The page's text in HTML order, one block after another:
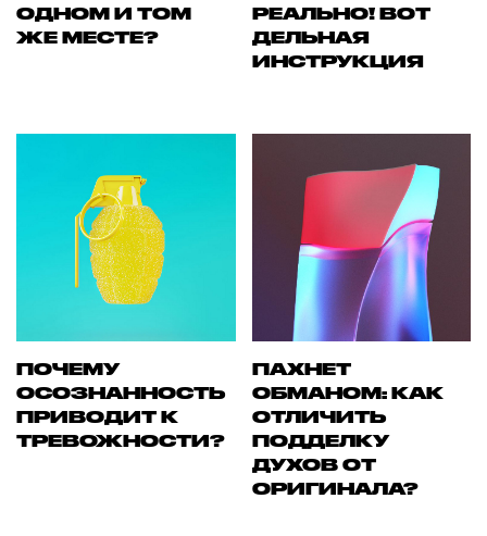
ОДНОМ И ТОМ
ЖЕ МЕСТЕ?
РЕАЛЬНО! ВОТ
ДЕЛЬНАЯ
ИНСТРУКЦИЯ
ПОЧЕМУ
ОСОЗНАННОСТЬ
ПРИВОДИТ К
ТРЕВОЖНОСТИ?
ПАХНЕТ
ОБМАНОМ: КАК
ОТЛИЧИТЬ
ПОДДЕЛКУ
ДУХОВ ОТ
ОРИГИНАЛА?